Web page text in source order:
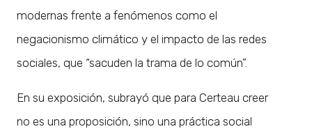
modernas frente a fenómenos como el
negacionismo climático y el impacto de las redes
sociales, que “sacuden la trama de lo común”.
En su exposición, subrayó que para Certeau creer
no es una proposición, sino una práctica social